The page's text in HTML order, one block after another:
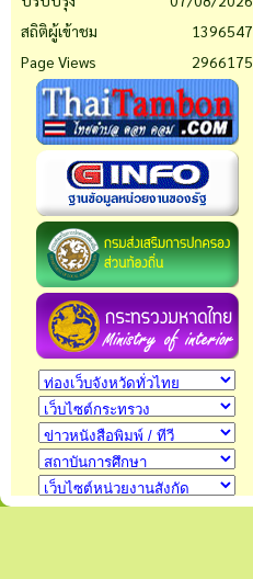
สถิติผู้เข้าชม
1396547
Page Views
2966175